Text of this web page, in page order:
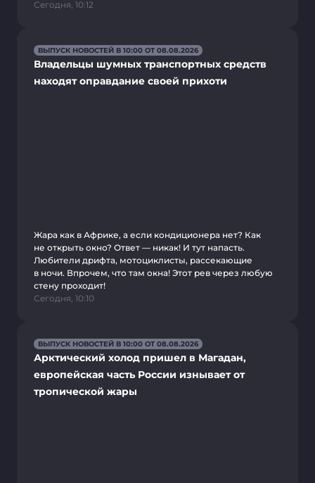
Сегодня, 10:12
ВЫПУСК НОВОСТЕЙ В 10:00 ОТ 08.08.2026
Владельцы шумных транспортных средств
находят оправдание своей прихоти
Жара как в Африке, а если кондиционера нет? Как
не открыть окно? Ответ — никак! И тут напасть.
Любители дрифта, мотоциклисты, рассекающие
в ночи. Впрочем, что там окна! Этот рев через любую
стену проходит!
Сегодня, 10:10
ВЫПУСК НОВОСТЕЙ В 10:00 ОТ 08.08.2026
Арктический холод пришел в Магадан,
европейская часть России изнывает от
тропической жары